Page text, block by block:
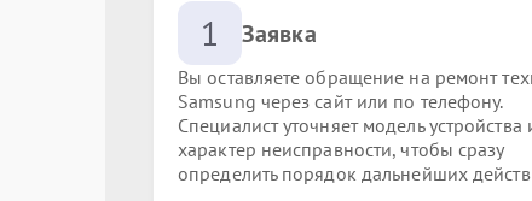
1 Заявка
Вы оставляете обращение на ремонт
Samsung через сайт или по телефону.
Специалист уточняет модель устройства
характер неисправности, чтобы сразу
определить порядок дальнейших